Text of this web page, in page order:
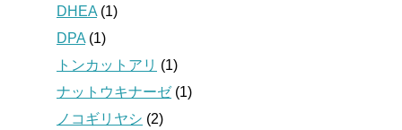
DHEA (1)
DPA (1)
トンカットアリ (1)
ナットウキナーゼ(1)
ノコギリヤシ (2)